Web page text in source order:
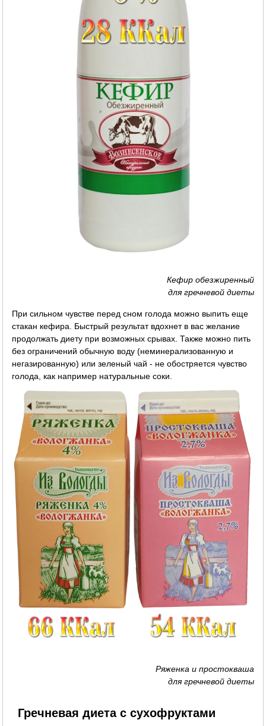
Кефир обезжиренный
для гречневой диеты
При сильном чувстве перед сном голода можно выпить еще
стакан кефира. Быстрый результат вдохнет в вас желание
продолжать диету при возможных срывах. Также можно пить
без ограничений обычную воду (неминерализованную и
негазированную) или зеленый чай - не обостряется чувство
голода, как например натуральные соки.
Ряженка и простокваша
для гречневой диеты
Гречневая диета с сухофруктами